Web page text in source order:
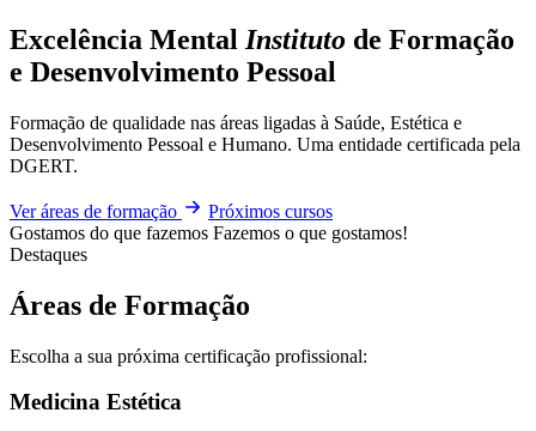
Excelência Mental Instituto de Formação
e Desenvolvimento Pessoal
Formação de qualidade nas áreas ligadas à Saúde, Estética e
Desenvolvimento Pessoal e Humano. Uma entidade certificada pela
DGERT.
Ver áreas de formação
Próximos cursos
Gostamos do que fazemos Fazemos o que gostamos!
Destaques
Áreas de Formação
Escolha a sua próxima certificação profissional:
Medicina Estética